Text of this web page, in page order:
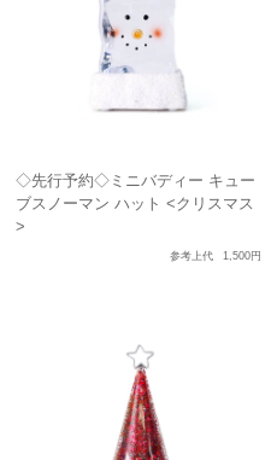
◇先行予約◇ミニバディー キュー
ブスノーマン ハット <クリスマス
>
参考上代 1,500円